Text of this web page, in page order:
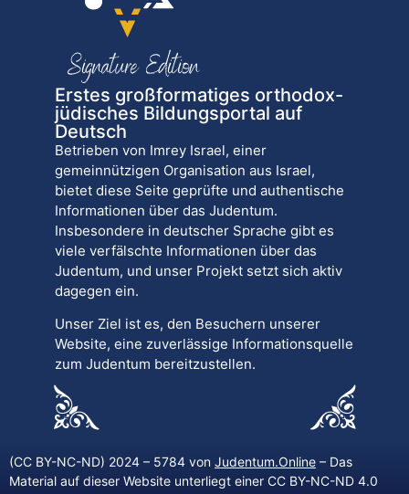
Erstes großformatiges orthodox-
jüdisches Bildungsportal auf
Deutsch
Betrieben von Imrey Israel, einer
gemeinnützigen Organisation aus Israel,
bietet diese Seite geprüfte und authentische
Informationen über das Judentum.
Insbesondere in deutscher Sprache gibt es
viele verfälschte Informationen über das
Judentum, und unser Projekt setzt sich aktiv
dagegen ein.
Unser Ziel ist es, den Besuchern unserer
Website, eine zuverlässige Informationsquelle
zum Judentum bereitzustellen.
(CC BY-NC-ND) 2024 – 5784 von Judentum.Online – Das
Material auf dieser Website unterliegt einer CC BY-NC-ND 4.0